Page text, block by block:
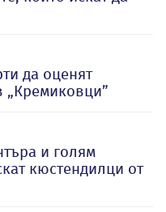
да оценят
„Кремиковци”
и голям
кюстендилци от